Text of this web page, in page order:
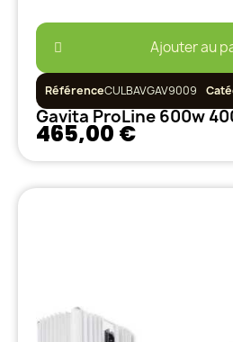
Ajouter au
RéférenceCULBAVGAV9009
Gavita ProLine 600w
465,00 €